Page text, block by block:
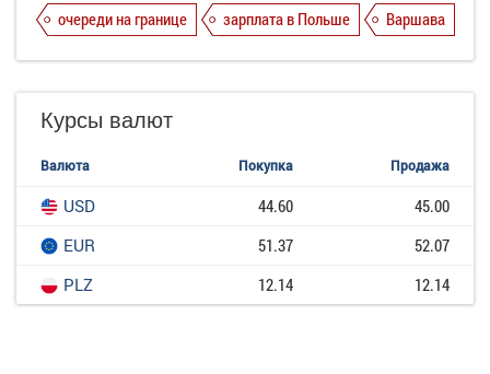
очереди на границе
зарплата в Польше Варшава
Курсы валют
Валюта Покупка Продажа
USD 44.60
45.00
EUR
51.37
52.07
PLZ
12.14 12.14